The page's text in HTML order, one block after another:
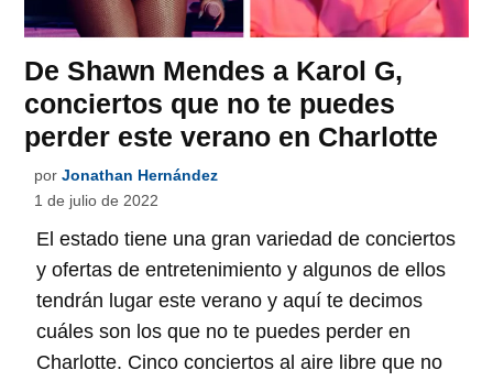
De Shawn Mendes a Karol G,
conciertos que no te puedes
perder este verano en Charlotte
por Jonathan Hernández
1 de julio de 2022
El estado tiene una gran variedad de conciertos
y ofertas de entretenimiento y algunos de ellos
tendrán lugar este verano y aquí te decimos
cuáles son los que no te puedes perder en
Charlotte. Cinco conciertos al aire libre que no